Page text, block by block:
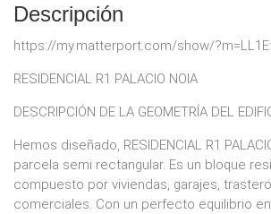
Descripción
https://my.matterport.com/show/
RESIDENCIAL R1 PALACIO NOIA
DESCRIPCIÓN DE LA GEOMETRÍA DEL
Hemos diseñado, RESIDENCIAL R1
parcela semi rectangular. Es un bloque
compuesto por viviendas, garajes,
comerciales. Con un perfecto equilibrio